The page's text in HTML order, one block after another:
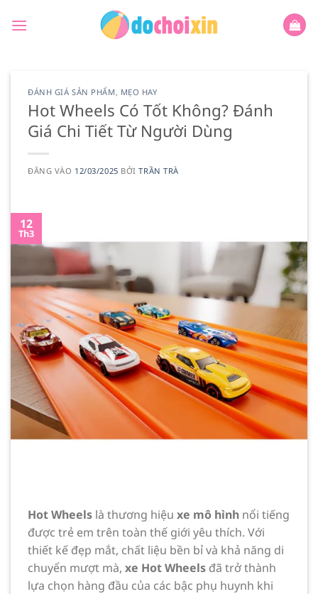
qua
ĐÁNH GIÁ SẢN PHẨM , MẸO HAY
Hot Wheels Có Tốt Không? Đánh
Giá Chi Tiết Từ Người Dùng
ĐĂNG VÀO 12/03/2025 BỞITRẦN TRÀ
12
Th3
Hot Wheels là thương hiệu xe mô hình nổi tiếng
được trẻ em trên toàn thế giới yêu thích. Với
thiết kế đẹp mắt, chất liệu bền bỉ và khả năng di
chuyển mượt mà, xe Hot Wheels đã trở thành
lựa chọn hàng đầu của các bậc phụ huynh khi